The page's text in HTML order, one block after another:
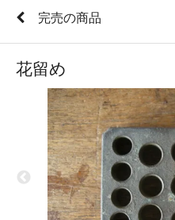
完売の商品
花留め